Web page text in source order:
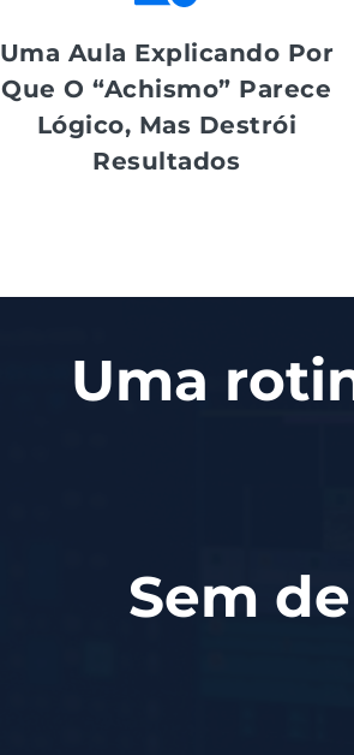
Uma Aula Explicando Por
Que O “achismo” Parece
Lógico, Mas Destrói
Resultados
Uma
Sem